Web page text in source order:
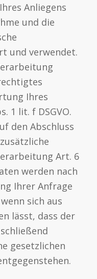
Anliegens
und die
und verwendet.
Ihres
1 lit. f DSGVO.
den Abschluss
Art. 6
werden nach
Ihrer Anfrage
sich aus
lässt, dass der
gesetzlichen